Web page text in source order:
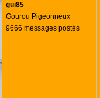
gui85
Gourou Pigeonneux
9666 messages postés